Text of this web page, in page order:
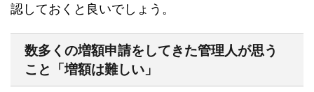
認しておくと良いでしょう。
数多くの増額申請をしてきた管理人が思う
こと「増額は難しい」